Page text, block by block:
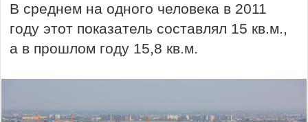
В среднем на одного человека в 2011
году этот показатель составлял 15 кв.м.,
а в прошлом году 15,8 кв.м.